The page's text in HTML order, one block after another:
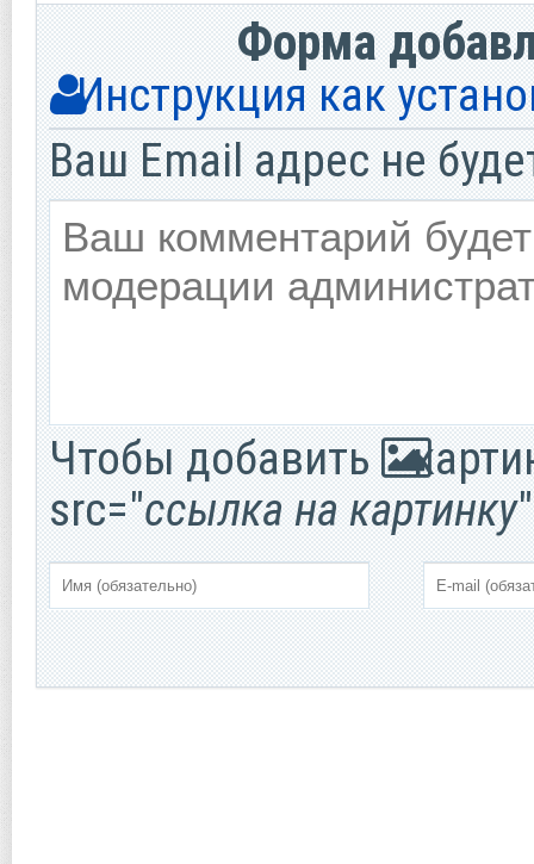
Форма
Инструкция как
Ваш Email адрес не
Чтобы добавить
src="ссылка на картинку